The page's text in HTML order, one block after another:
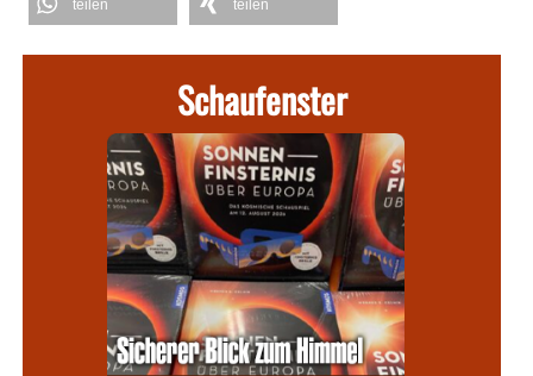
teilen teilen
Schaufenster